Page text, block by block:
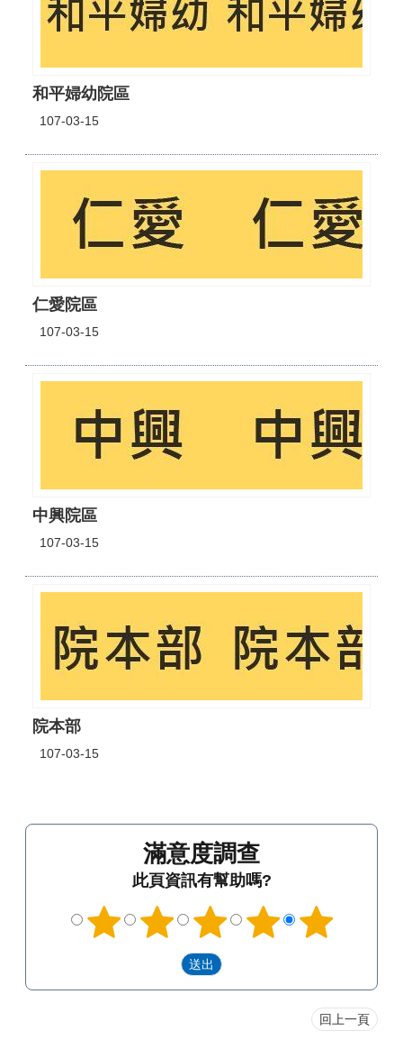
和平婦幼院區
107-03-15
仁愛院區
107-03-15
中興院區
107-03-15
院本部
107-03-15
滿意度調查
此頁資訊有幫助嗎?
回上一頁